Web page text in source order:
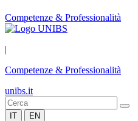
Competenze & Professionalità
|
Competenze & Professionalità
unibs.it
IT EN